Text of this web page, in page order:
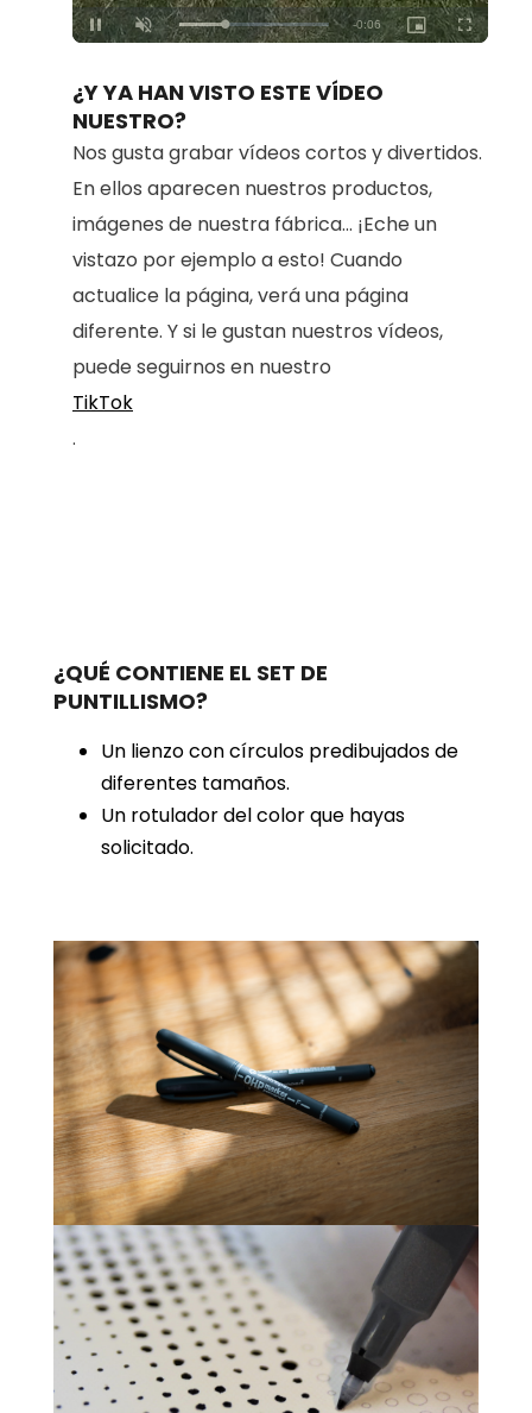
Unmute Loaded:
100.00%
¿Y YA HAN VISTO ESTE VÍDEO
NUESTRO?
Nos gusta grabar vídeos cortos y divertidos.
En ellos aparecen nuestros productos,
imágenes de nuestra fábrica... ¡Eche un
vistazo por ejemplo a esto! Cuando
actualice la página, verá una página
diferente. Y si le gustan nuestros vídeos,
puede seguirnos en nuestro
TikTok
.
¿QUÉ CONTIENE EL SET DE
PUNTILLISMO?
Un lienzo con círculos predibujados de
diferentes tamaños.
Un rotulador del color que hayas
solicitado.